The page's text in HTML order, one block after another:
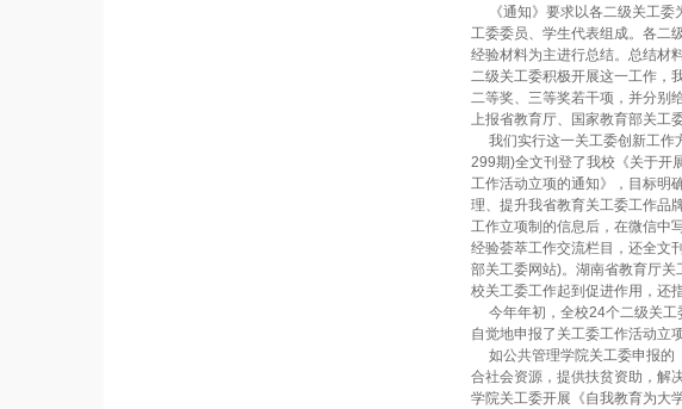
《通知》要求以各二级关工委
工委委员、学生代表组成。各二
经验材料为主进行总结。总结材
二级关工委积极开展这一工作，
二等奖、三等奖若干项，并分别
上报省教育厅、国家教育部关工委
我们实行这一关工委创新工作
299期)全文刊登了我校《关于开
工作活动立项的通知》，目标明
理、提升我省教育关工委工作品
工作立项制的信息后，在微信中
经验荟萃工作交流栏目，还全文
部关工委网站)。湖南省教育厅
校关工委工作起到促进作用，还
今年年初，全校24个二级关工
自觉地申报了关工委工作活动立
如公共管理学院关工委申报的
合社会资源，提供扶贫资助，解
学院关工委开展《自我教育为大